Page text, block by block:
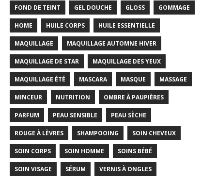
FOND DE TEINT GEL DOUCHE GLOSS GOMMAGE
HOME HUILE CORPS HUILE ESSENTIELLE
MAQUILLAGE MAQUILLAGE AUTOMNE HIVER
MAQUILLAGE DE STAR MAQUILLAGE DES YEUX
MAQUILLAGE ÉTÉ MASCARA MASQUE MASSAGE
MINCEUR NUTRITION OMBRE À PAUPIÈRES
PARFUM PEAU SENSIBLE PEAU SÈCHE
ROUGE À LÈVRES SHAMPOOING SOIN CHEVEUX
SOIN CORPS SOIN HOMME SOINS BÉBÉ
SOIN VISAGE SÉRUM VERNIS À ONGLES